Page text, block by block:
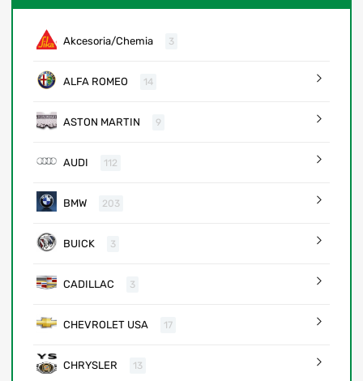
Akcesoria/Chemia 3
ALFA ROMEO 14
ASTON MARTIN 9
AUDI 112
BMW 203
BUICK 3
CADILLAC 3
CHEVROLET USA 17
CHRYSLER 13